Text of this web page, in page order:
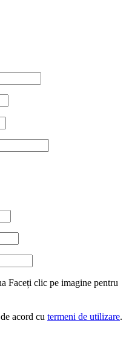
Faceți clic pe imagine pentru
acord cu termeni de utilizare.